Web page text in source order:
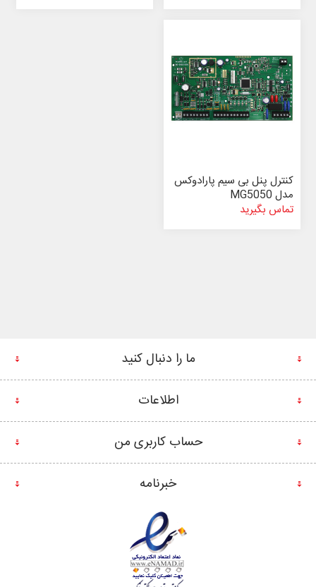
کنترل پنل بی سیم پارادوکس
مدل MG5050
تماس بگیرید
ما را دنبال کنید
اطلاعات
حساب کاربری من
خبرنامه